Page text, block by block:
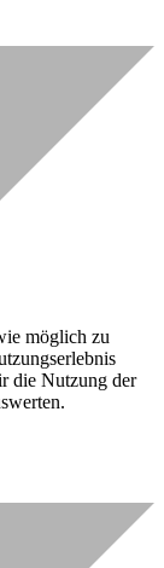
möglich zu
die Nutzung der